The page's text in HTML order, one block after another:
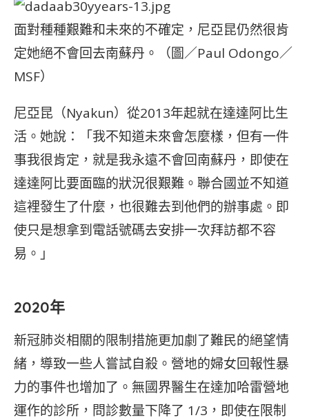
面對種種艱難和未來的不確定，尼亞昆仍然很肯
定她絕不會回去南蘇丹。（圖／Paul Odongo／
MSF）
尼亞昆（Nyakun）從2013年起就在達達阿比生
活。她說：「我不知道未來會怎麼樣，但有一件
事我很肯定，就是我永遠不會回南蘇丹，即使在
達達阿比要面臨的狀況很艱難。聯合國並不知道
這裡發生了什麼，也很難去到他們的辦事處。即
使只是想拿到電話號碼去安排一次拜訪都不容
易。」
2020年
新冠肺炎相關的限制措施更加劇了難民的絕望情
緒，導致一些人嘗試自殺。營地的婦女回報性暴
力的事件也增加了。無國界醫生在達加哈雷營地
運作的診所，問診數量下降了 1/3，即使在限制